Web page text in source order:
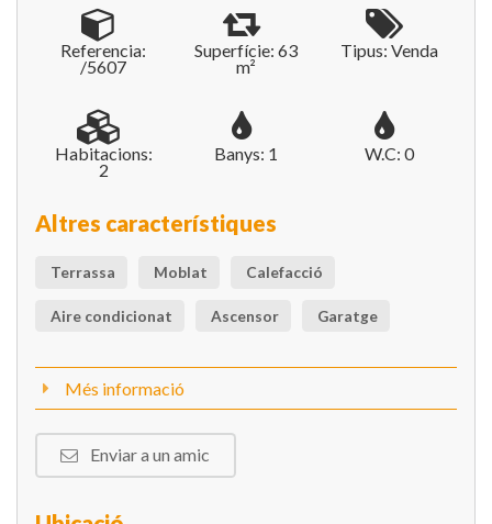
Referencia:
/5607
Superfície: 63
m²
Tipus: Venda
Habitacions:
2
Banys: 1 W.C: 0
Altres característiques
Terrassa Moblat Calefacció
Aire condicionat Ascensor Garatge
Més informació
Enviar a un amic